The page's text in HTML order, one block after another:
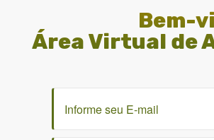
Bem-
Área Virtual de